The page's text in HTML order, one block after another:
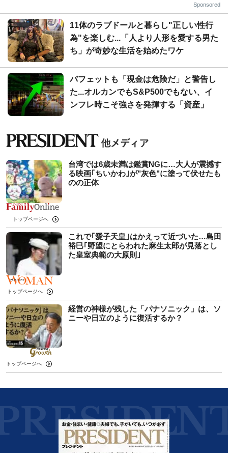
Sponsored
11体のラブドールと暮らし"正しい性行
為"を楽しむ...「人より人形を愛する男た
ち」が奇妙な生活を始めたワケ
バフェットも「現金は危険だ」と警告し
た...オルカンでもS&P500でもない、イ
ンフレ時こそ強さを発揮する「資産」
台湾では6歳未満は鑑賞NGに…大人が震撼す
る映画｢ちいかわ｣が"灰色"に塗って伏せたも
のの正体
トップページへ
これで｢愛子天皇｣はかえって近づいた…島田
裕巳｢野望にとらわれた麻生太郎が見落とし
た皇室典範の大原則｣
トップページへ
経営の神様が残した「パナソニック」は、ソ
ニーや日立のように復活するか？
トップページへ